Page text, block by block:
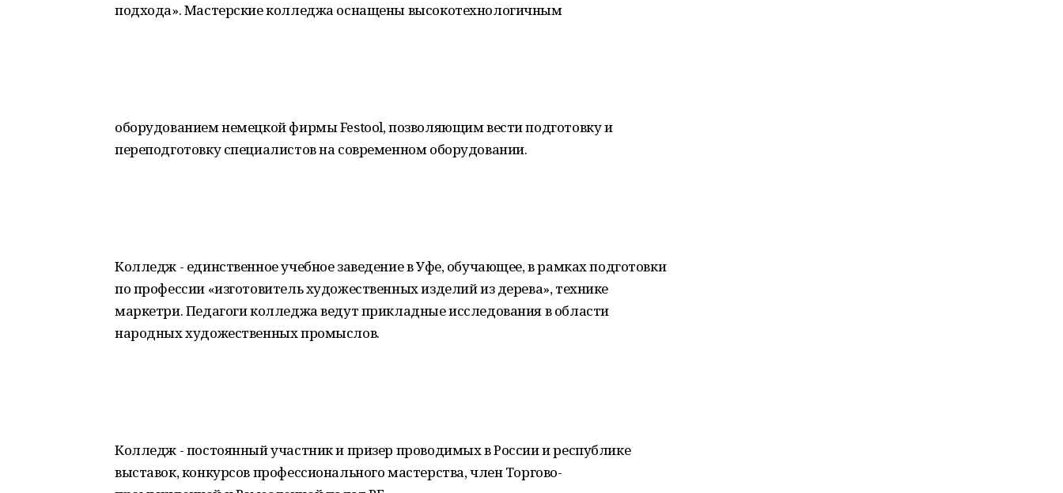
подхода». Мастерские колледжа оснащены высокотехнологичным
оборудованием немецкой фирмы Festool, позволяющим вести подготовку и
переподготовку специалистов на современном оборудовании.
Колледж - единственное учебное заведение в Уфе, обучающее, в рамках подготовки
по профессии «изготовитель художественных изделий из дерева», технике
маркетри. Педагоги колледжа ведут прикладные исследования в области
народных художественных промыслов.
Колледж - постоянный участник и призер проводимых в России и республике
выставок, конкурсов профессионального мастерства, член Торгово-